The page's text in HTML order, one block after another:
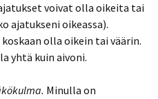
voivat olla oikeita tai
ajatukseni oikeassa).
olla oikein tai väärin.
yhtä kuin aivoni.
Minulla on